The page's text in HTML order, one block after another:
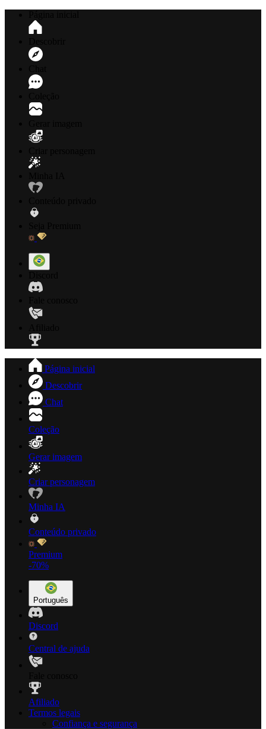
Página inicial
Descobrir
Chat
Coleção
Gerar imagem
Criar personagem
Minha IA
Conteúdo privado
Premium
-70%
Português
Discord
Central de ajuda
Afiliado
Termos legais
Confiança e segurança